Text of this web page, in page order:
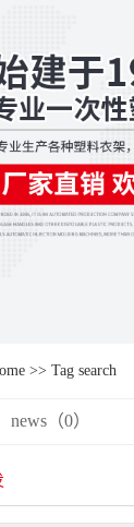
>> Tag search
news（0）